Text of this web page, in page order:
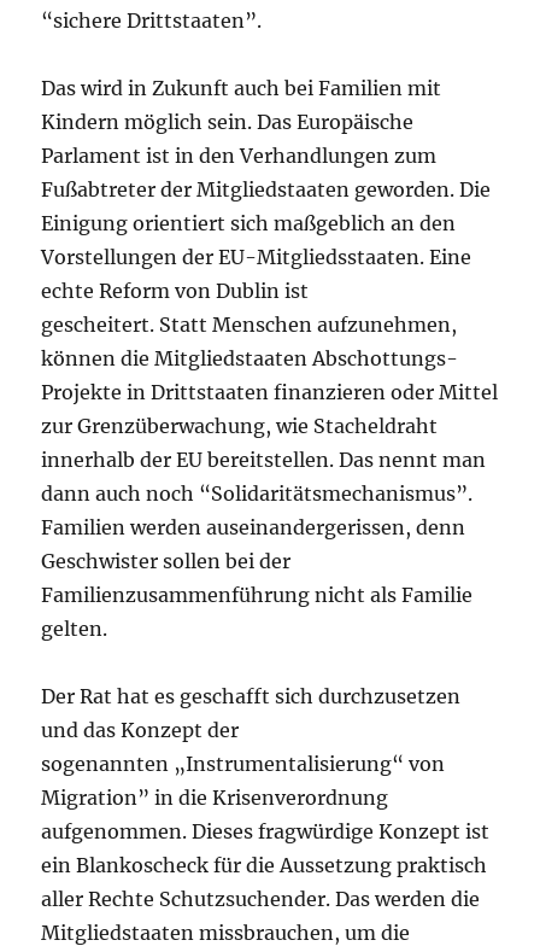
“sichere Drittstaaten”.
Das wird in Zukunft auch bei Familien mit
Kindern möglich sein. Das Europäische
Parlament ist in den Verhandlungen zum
Fußabtreter der Mitgliedstaaten geworden. Die
Einigung orientiert sich maßgeblich an den
Vorstellungen der EU-Mitgliedsstaaten. Eine
echte Reform von Dublin ist
gescheitert. Statt Menschen aufzunehmen,
können die Mitgliedstaaten Abschottungs-
Projekte in Drittstaaten finanzieren oder Mittel
zur Grenzüberwachung, wie Stacheldraht
innerhalb der EU bereitstellen. Das nennt man
dann auch noch “Solidaritätsmechanismus”.
Familien werden auseinandergerissen, denn
Geschwister sollen bei der
Familienzusammenführung nicht als Familie
gelten.
Der Rat hat es geschafft sich durchzusetzen
und das Konzept der
sogenannten „Instrumentalisierung“ von
Migration” in die Krisenverordnung
aufgenommen. Dieses fragwürdige Konzept ist
ein Blankoscheck für die Aussetzung praktisch
aller Rechte Schutzsuchender. Das werden die
Mitgliedstaaten missbrauchen, um die